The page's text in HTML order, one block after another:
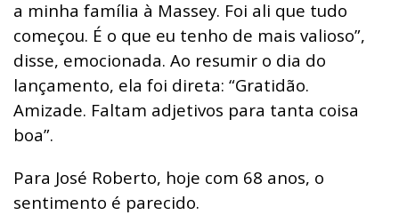
a minha família à Massey. Foi ali que tudo
começou. É o que eu tenho de mais valioso”,
disse, emocionada. Ao resumir o dia do
lançamento, ela foi direta: “Gratidão.
Amizade. Faltam adjetivos para tanta coisa
boa”.
Para José Roberto, hoje com 68 anos, o
sentimento é parecido.